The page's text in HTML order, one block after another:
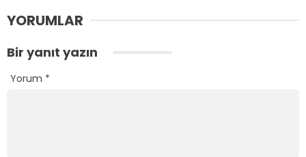
YORUMLAR
Bir yanıt yazın
Yorum *